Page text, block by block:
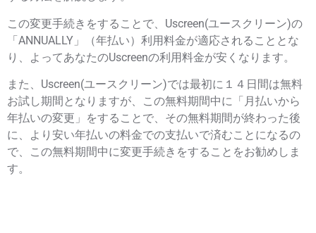
この変更手続きをすることで、Uscreen(ユースクリーン)の
「ANNUALLY」（年払い）利用料金が適応されることとな
り、よってあなたのUscreenの利用料金が安くなります。
また、Uscreen(ユースクリーン)では最初に１４日間は無料
お試し期間となりますが、この無料期間中に「月払いから
年払いの変更」をすることで、その無料期間が終わった後
に、より安い年払いの料金での支払いで済むことになるの
で、この無料期間中に変更手続きをすることをお勧めしま
す。